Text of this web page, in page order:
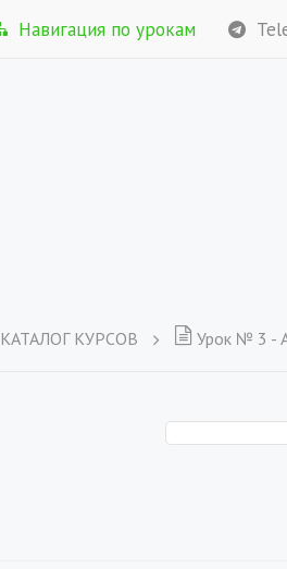
Навигация по урокам
КАТАЛОГ КУРСОВ Урок № 3 -